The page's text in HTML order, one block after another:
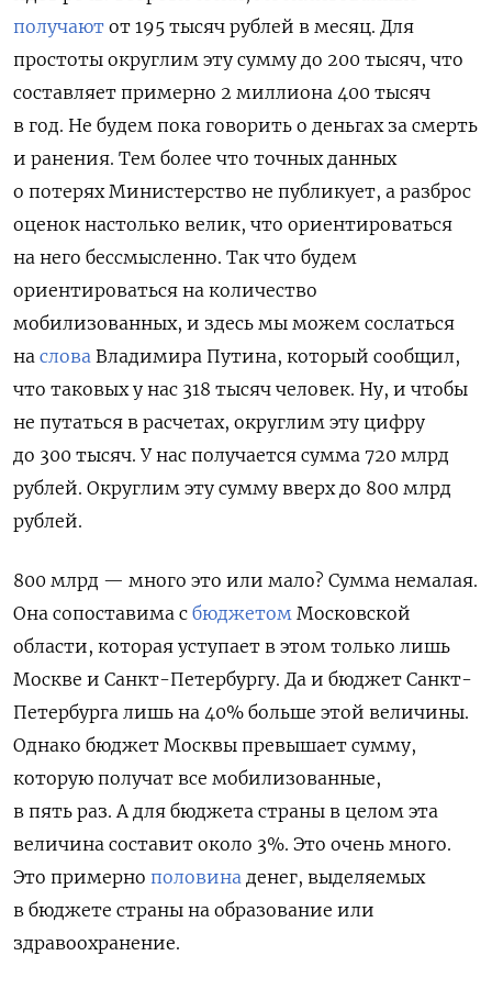
получают от 195 тысяч рублей в месяц. Для
простоты округлим эту сумму до 200 тысяч, что
составляет примерно 2 миллиона 400 тысяч
в год. Не будем пока говорить о деньгах за смерть
и ранения. Тем более что точных данных
о потерях Министерство не публикует, а разброс
оценок настолько велик, что ориентироваться
на него бессмысленно. Так что будем
ориентироваться на количество
мобилизованных, и здесь мы можем сослаться
на слова Владимира Путина, который сообщил,
что таковых у нас 318 тысяч человек. Ну, и чтобы
не путаться в расчетах, округлим эту цифру
до 300 тысяч. У нас получается сумма 720 млрд
рублей. Округлим эту сумму вверх до 800 млрд
рублей.
800 млрд — много это или мало? Сумма немалая.
Она сопоставима с бюджетом Московской
области, которая уступает в этом только лишь
Москве и Санкт-Петербургу. Да и бюджет Санкт-
Петербурга лишь на 40% больше этой величины.
Однако бюджет Москвы превышает сумму,
которую получат все мобилизованные,
в пять раз. А для бюджета страны в целом эта
величина составит около 3%. Это очень много.
Это примерно половина денег, выделяемых
в бюджете страны на образование или
здравоохранение.